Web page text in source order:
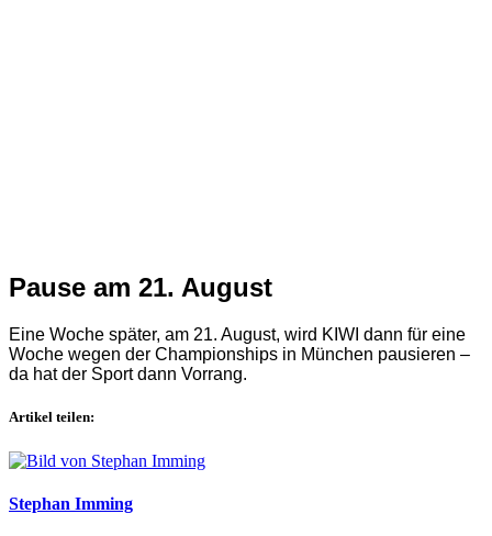
Pause am 21. August
Eine Woche später, am 21. August, wird KIWI dann für eine
Woche wegen der Championships in München pausieren –
da hat der Sport dann Vorrang.
Artikel teilen:
Stephan Imming